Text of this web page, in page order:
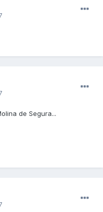
de Segura...